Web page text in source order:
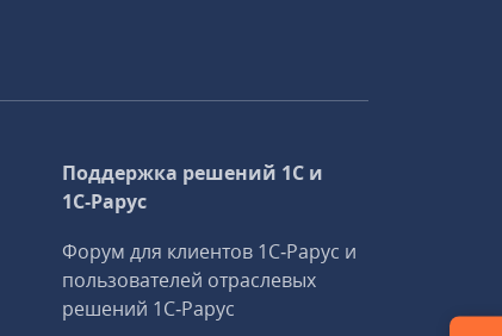
Поддержка решений 1С и
1С‑Рарус
Форум для клиентов 1С‑Рарус и
пользователей отраслевых
решений 1С‑Рарус